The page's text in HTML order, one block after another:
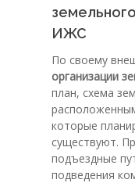
ИЖС
По своему
организации
план, схема
которые
существуют.
подъездные
подведения